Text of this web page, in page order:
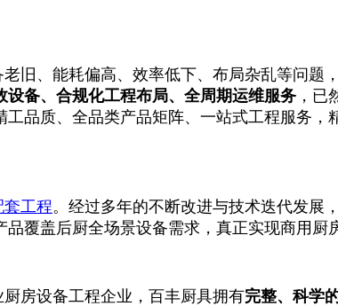
旧、能耗偏高、效率低下、布局杂乱等问题
设备、合规化工程布局、全周期运维服务 ，
品质、全品类产品矩阵、一站式工程服务
工程。经过多年的不断改进与技术迭代发展
品覆盖后厨全场景设备需求，真正实现商用厨
房设备工程企业，百丰厨具拥有完整、科学